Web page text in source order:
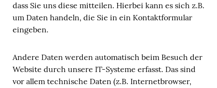
dass Sie uns diese mitteilen. Hierbei kann es sich z.B.
um Daten handeln, die Sie in ein Kontaktformular
eingeben.
Andere Daten werden automatisch beim Besuch der
Website durch unsere IT-Systeme erfasst. Das sind
vor allem technische Daten (z.B. Internetbrowser,